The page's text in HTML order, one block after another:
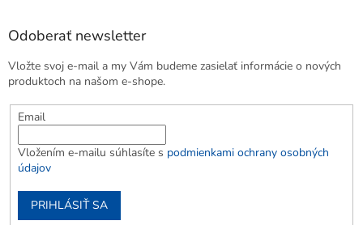
Odoberať newsletter
Vložte svoj e-mail a my Vám budeme zasielať informácie o nových
produktoch na našom e-shope.
Email
Vložením e-mailu súhlasíte s podmienkami ochrany osobných
údajov
PRIHLÁSIŤ SA